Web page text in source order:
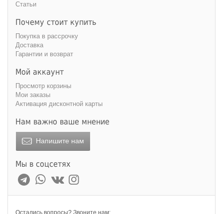
Статьи
Почему стоит купить
Покупка в рассрочку
Доставка
Гарантии и возврат
Мой аккаунт
Просмотр корзины
Мои заказы
Активация дисконтной карты
Нам важно ваше мнение
Напишите нам
Мы в соцсетях